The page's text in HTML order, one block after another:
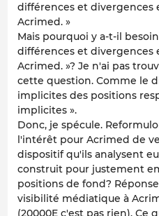
différences et divergences
Acrimed. »
Mais pourquoi y a-t-il
différences et divergences
Acrimed. »? Je n'ai pas
cette question. Comme le
implicites des positions
implicites ».
Donc, je spécule.
l'intérêt pour Acrimed de
dispositif qu'ils analysent
construit pour justement
positions de fond?
visibilité médiatique à
(20000E c'est pas rien). Ce